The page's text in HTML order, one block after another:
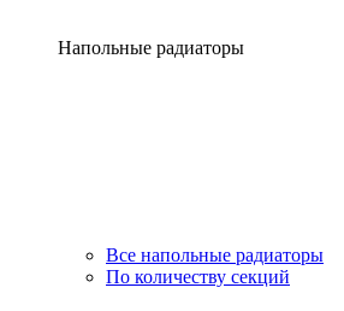
Напольные радиаторы
Все напольные радиаторы
По количеству секций